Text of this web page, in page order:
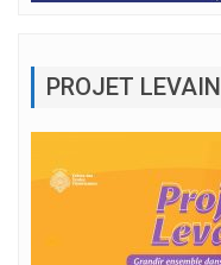
PROJET LEVAIN